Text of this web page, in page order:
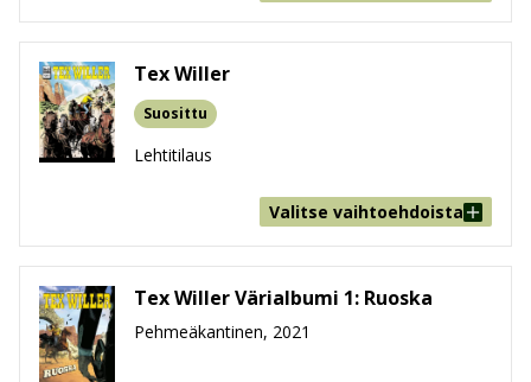
Tex Willer
Suosittu
Lehtitilaus
Valitse vaihtoehdoista
Tex Willer Värialbumi 1: Ruoska
Pehmeäkantinen, 2021